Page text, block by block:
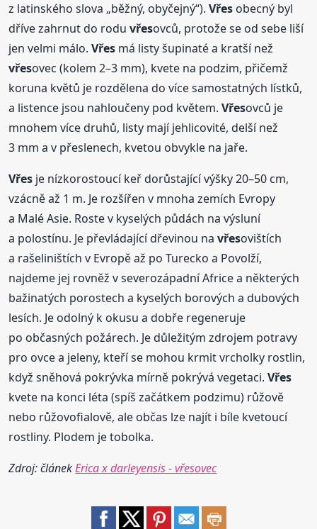
z latinského slova „běžný, obyčejný“).Vřes obecný byl
dříve zahrnut do roduvřesovců, protože se od sebe liší
jen velmi málo.Vřes má listy šupinaté a kratší než
vřesovec (kolem 2–3 mm), kvete na podzim, přičemž
koruna květů je rozdělena do více samostatných lístků,
a listence jsou nahloučeny pod květem.Vřesovců je
mnohem více druhů, listy mají jehlicovité, delší než
3 mm a v přeslenech, kvetou obvykle na jaře.
Vřes je nízkorostoucí keř dorůstající výšky 20–50 cm,
vzácně až 1 m. Je rozšířen v mnoha zemích Evropy
a Malé Asie. Roste v kyselých půdách na výsluní
a polostínu. Je převládající dřevinou navřesovištích
a rašeliništích v Evropě až po Turecko a Povolží,
najdeme jej rovněž v severozápadní Africe a některých
bažinatých porostech a kyselých borových a dubových
lesích. Je odolný k okusu a dobře regeneruje
po občasných požárech. Je důležitým zdrojem potravy
pro ovce a jeleny, kteří se mohou krmit vrcholky rostlin,
když sněhová pokrývka mírně pokrývá vegetaci.Vřes
kvete na konci léta (spíš začátkem podzimu) růžově
nebo růžovofialově, ale občas lze najít i bíle kvetoucí
rostliny. Plodem je tobolka.
Zdroj: článekErica x darleyensis - vřesovec